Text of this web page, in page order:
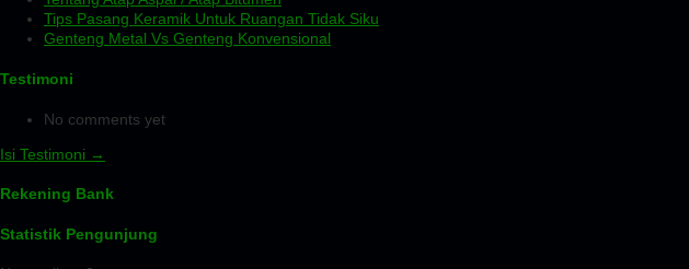
Tips Pasang Keramik Untuk Ruangan Tidak Siku
Genteng Metal Vs Genteng Konvensional
Testimoni
No comments yet
Isi Testimoni →
Rekening Bank
Statistik Pengunjung